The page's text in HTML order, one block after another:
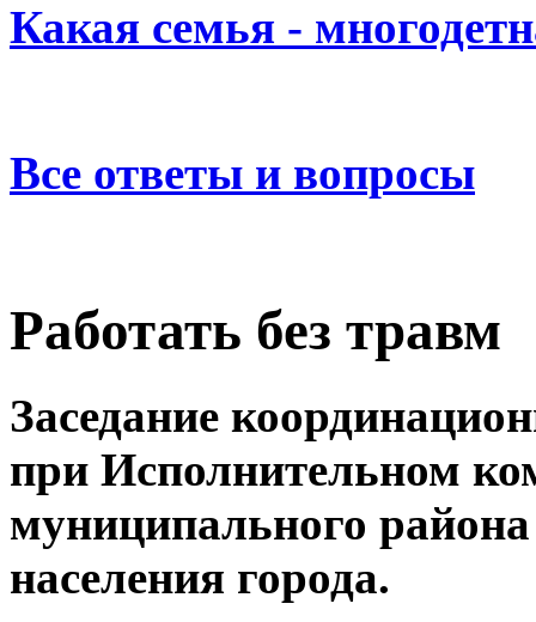
Какая семья -
Все ответы и вопросы
Работать без травм
Заседание
при Исполнительном
муниципального
населения города.